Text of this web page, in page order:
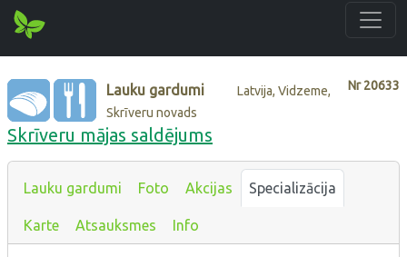
Nr20633
Lauku gardumi
Latvija, Vidzeme,
Skrīveru novads
Skrīveru mājas saldējums
Lauku gardumi Foto Akcijas Specializācija
Karte Atsauksmes Info